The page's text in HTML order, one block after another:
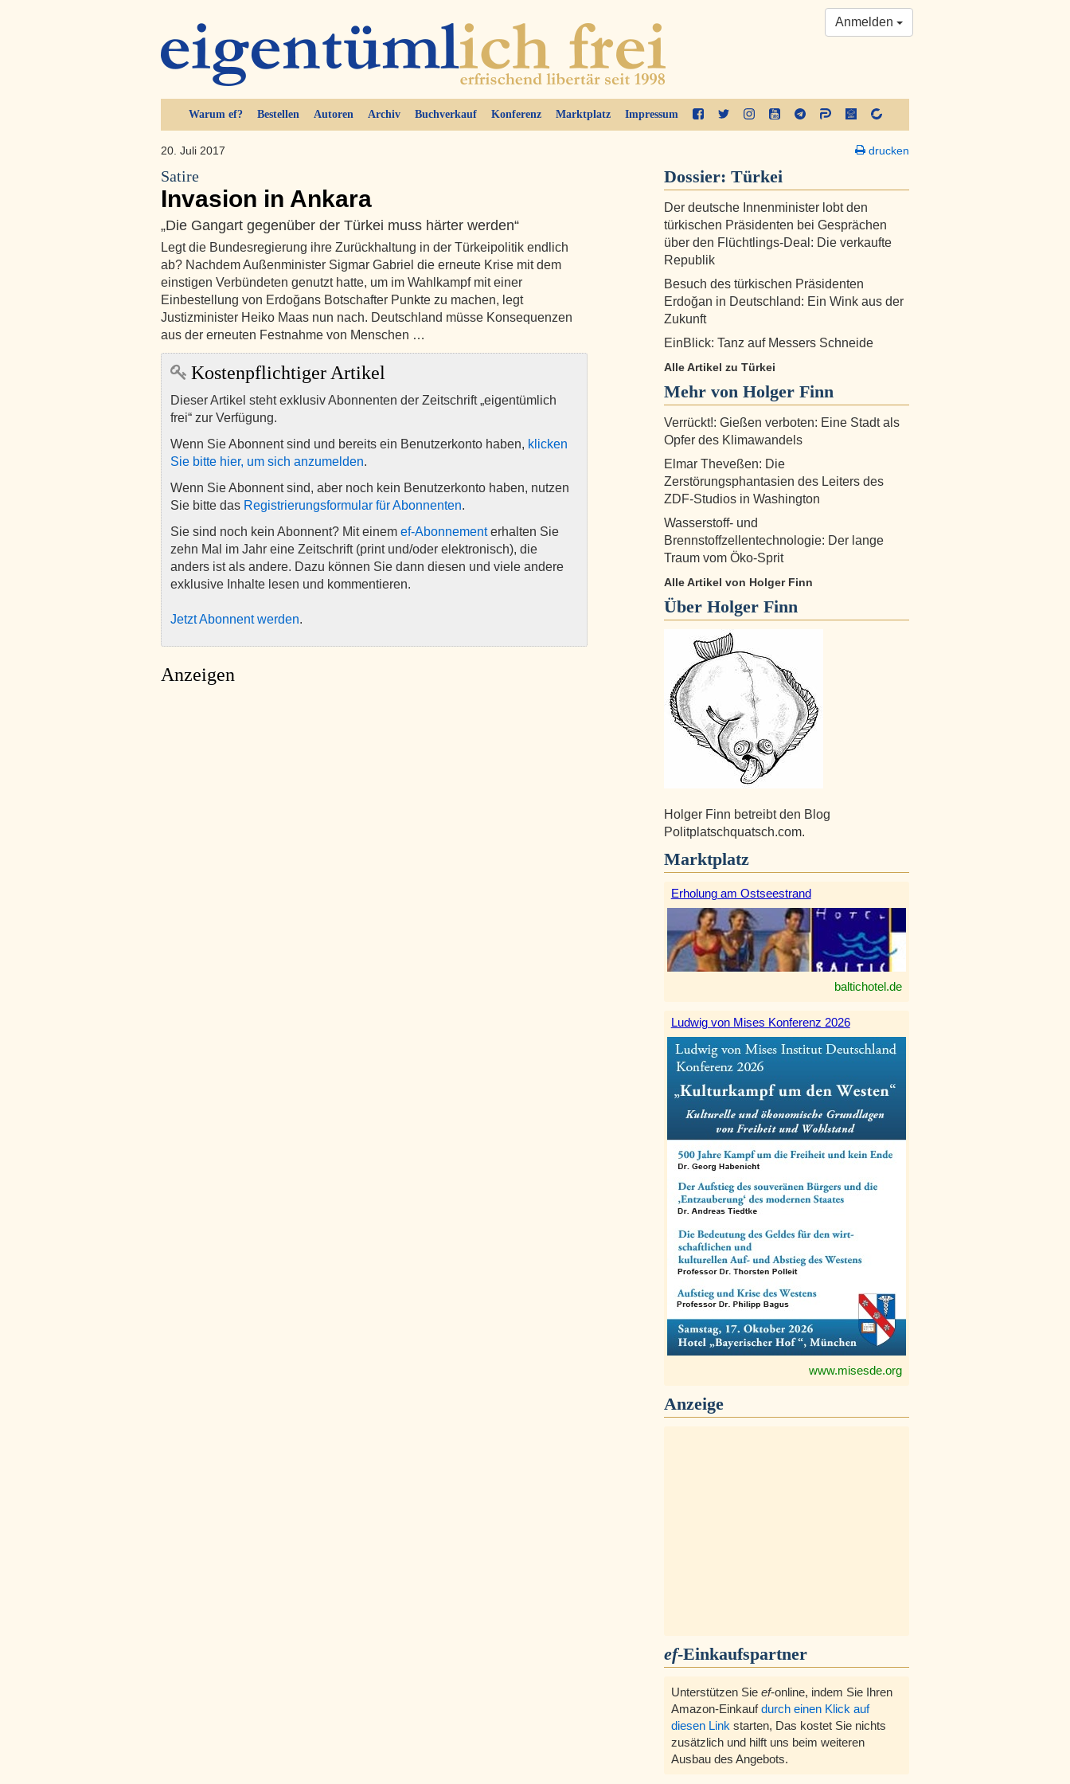
Warum ef? Bestellen Autoren Archiv Buchverkauf Konferenz Marktplatz Impressum
Anmelden
20. Juli 2017
Satire
Invasion in Ankara
„Die Gangart gegenüber der Türkei muss härter werden“
Legt die Bundesregierung ihre Zurückhaltung in der Türkeipolitik endlich
ab? Nachdem Außenminister Sigmar Gabriel die erneute Krise mit dem
einstigen Verbündeten genutzt hatte, um im Wahlkampf mit einer
Einbestellung von Erdoğans Botschafter Punkte zu machen, legt
Justizminister Heiko Maas nun nach. Deutschland müsse Konsequenzen
aus der erneuten Festnahme von Menschen …
Kostenpflichtiger Artikel
Dieser Artikel steht exklusiv Abonnenten der Zeitschrift „eigentümlich
frei“ zur Verfügung.
Wenn Sie Abonnent sind und bereits ein Benutzerkonto haben, klicken
Sie bitte hier, um sich anzumelden.
Wenn Sie Abonnent sind, aber noch kein Benutzerkonto haben, nutzen
Sie bitte das Registrierungsformular für Abonnenten.
Sie sind noch kein Abonnent? Mit einem ef-Abonnementerhalten Sie
zehn Mal im Jahr eine Zeitschrift (print und/oder elektronisch), die
anders ist als andere. Dazu können Sie dann diesen und viele andere
exklusive Inhalte lesen und kommentieren.
Jetzt Abonnent werden.
Anzeigen
drucken
Dossier: Türkei
Der deutsche Innenminister lobt den
türkischen Präsidenten bei Gesprächen
über den Flüchtlings-Deal: Die verkaufte
Republik
Besuch des türkischen Präsidenten
Erdoğan in Deutschland: Ein Wink aus der
Zukunft
EinBlick: Tanz auf Messers Schneide
Alle Artikel zu Türkei
Mehr von Holger Finn
Verrückt!: Gießen verboten: Eine Stadt als
Opfer des Klimawandels
Elmar Theveßen: Die
Zerstörungsphantasien des Leiters des
ZDF-Studios in Washington
Wasserstoff- und
Brennstoffzellentechnologie: Der lange
Traum vom Öko-Sprit
Alle Artikel von Holger Finn
Über Holger Finn
Holger Finn betreibt den Blog
Politplatschquatsch.com.
Marktplatz
Erholung am Ostseestrand
baltichotel.de
Ludwig von Mises Konferenz 2026
www.misesde.org
Anzeige
ef-Einkaufspartner
Unterstützen Sie ef-online, indem Sie Ihren
Amazon-Einkaufdurch einen Klick auf
diesen Link starten, Das kostet Sie nichts
zusätzlich und hilft uns beim weiteren
Ausbau des Angebots.